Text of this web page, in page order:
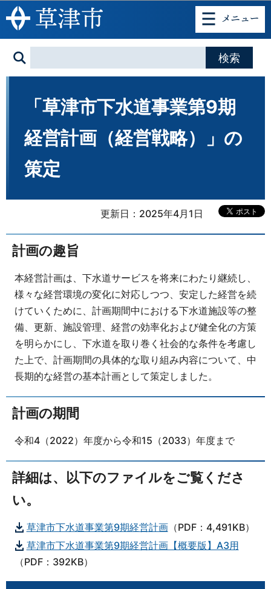
このページの本文へ移動
「草津市下水道事業第9期
経営計画（経営戦略）」の
策定
更新日：2025年4月1日
計画の趣旨
本経営計画は、下水道サービスを将来にわたり継続し、
様々な経営環境の変化に対応しつつ、安定した経営を続
けていくために、計画期間中における下水道施設等の整
備、更新、施設管理、経営の効率化および健全化の方策
を明らかにし、下水道を取り巻く社会的な条件を考慮し
た上で、計画期間の具体的な取り組み内容について、中
長期的な経営の基本計画として策定しました。
計画の期間
令和4（2022）年度から令和15（2033）年度まで
詳細は、以下のファイルをご覧くださ
い。
草津市下水道事業第9期経営計画（PDF：4,491KB）
草津市下水道事業第9期経営計画【概要版】A3用
（PDF：392KB）